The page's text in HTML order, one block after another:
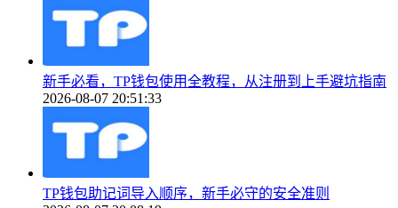
新手必看，TP钱包使用全教程，从注册到上手避坑指南
2026-08-07 20:51:33
TP钱包助记词导入顺序，新手必守的安全准则